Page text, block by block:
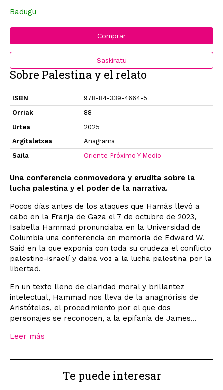
Badugu
Comprar
Saskiratu
Sobre Palestina y el relato
ISBN
978-84-339-4664-5
Orriak
88
Urtea
2025
Argitaletxea
Anagrama
Saila
Oriente Próximo Y Medio
Una conferencia conmovedora y erudita sobre la
lucha palestina y el poder de la narrativa.
Pocos días antes de los ataques que Hamás llevó a
cabo en la Franja de Gaza el 7 de octubre de 2023,
Isabella Hammad pronunciaba en la Universidad de
Columbia una conferencia en memoria de Edward W.
Said en la que exponía con toda su crudeza el conflicto
palestino-israelí y daba voz a la lucha palestina por la
libertad.
En un texto lleno de claridad moral y brillantez
intelectual, Hammad nos lleva de la anagnórisis de
Aristóteles, el procedimiento por el que dos
personajes se reconocen, a la epifanía de James...
Leer más
Te puede interesar